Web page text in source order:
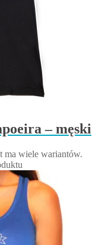
– męski
ma wiele wariantów.